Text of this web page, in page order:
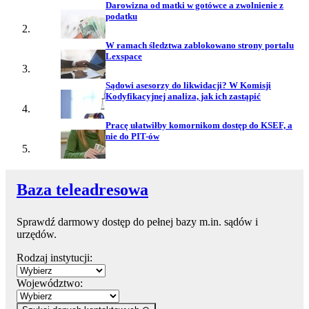
Darowizna od matki w gotówce a zwolnienie z
podatku
W ramach śledztwa zablokowano strony portalu
Lexspace
Sądowi asesorzy do likwidacji? W Komisji
Kodyfikacyjnej analiza, jak ich zastąpić
Pracę ułatwiłby komornikom dostęp do KSEF, a
nie do PIT-ów
Baza teleadresowa
Sprawdź darmowy dostęp do pełnej bazy m.in. sądów i
urzędów.
Rodzaj instytucji:
Województwo: